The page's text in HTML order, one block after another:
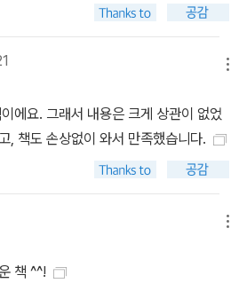
에요. 그래서 내용은 크게 상관이 없었
, 책도 손상없이 와서 만족했습니다.
책 ^^!